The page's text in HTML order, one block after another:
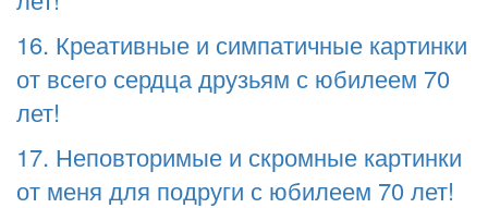
16. Креативные и симпатичные картинки
от всего сердца друзьям с юбилеем 70
лет!
17. Неповторимые и скромные картинки
от меня для подруги с юбилеем 70 лет!